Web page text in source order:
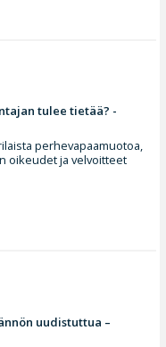
tulee tietää? -
perhevapaamuotoa,
oikeudet ja velvoitteet
uudistuttua –